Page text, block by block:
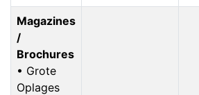
Magazines
/
Brochures
• Grote
Oplages